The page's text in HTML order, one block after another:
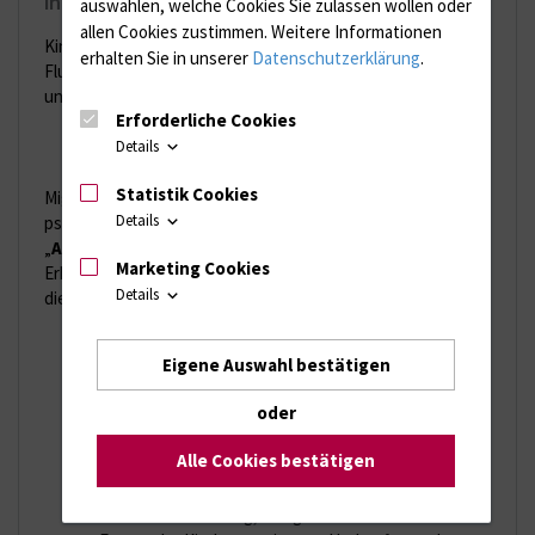
Kinder mit
Flucht-
und
Migrationshintergrund haben ein erhöhtes Risiko,
psychisch zu erkranken. Die Stiftung
„Achtung!Kinderseele
Erklärfilme für geflüchtete und migrierte Eltern produziert,
die folgende Fragen beantworten:
Warum ist die seelische Gesundheit so wichtig?
Welche Anzeichen für seelische Probleme gibt es?
Wohin können sich Eltern in Deutschland wenden,
wenn sie befürchten, ihr Kind könnte seelische
Probleme haben?
Wie können Eltern ihren Kindern im Alltag Halt und
Stabilität geben?
auswählen, welche Cookies Sie zulassen wollen oder
allen Cookies zustimmen. Weitere Informationen
erhalten Sie in unserer Datenschutzerklärung.
Erforderliche Cookies
Details
Statistik Cookies
Details
Marketing Cookies
Details
Eigene Auswahl bestätigen
oder
Alle Cookies bestätigen